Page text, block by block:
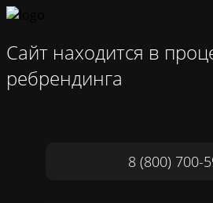
Сайт находится в
ребрендинга
8 (800) 700-